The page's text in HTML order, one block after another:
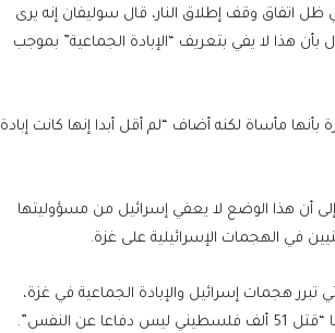
اتفاق وقف إطلاق النار، قال سوليفان إنه يرى
بأن هذا لا يفي بتعريف “الإبادة الجماعية” بموجب
مأساة لكنه أضاف “لم أقل أبدا إنها كانت إبادة
أن هذا الوضع لا يعفي إسرائيل من مسؤوليتها
في الهجمات الإسرائيلية على غزة.
هجمات إسرائيل والإبادة الجماعية في غزة،
النفس”.